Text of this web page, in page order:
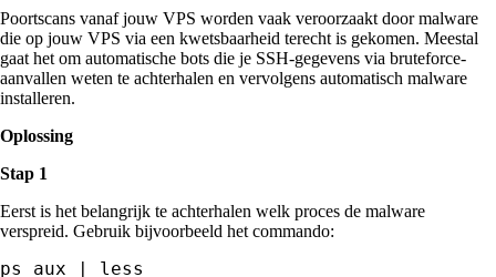
Poortscans vanaf jouw VPS worden vaak veroorzaakt door malware
die op jouw VPS via een kwetsbaarheid terecht is gekomen. Meestal
gaat het om automatische bots die je SSH-gegevens via bruteforce-
aanvallen weten te achterhalen en vervolgens automatisch malware
installeren.
Oplossing
Stap 1
Eerst is het belangrijk te achterhalen welk proces de malware
verspreid. Gebruik bijvoorbeeld het commando:
ps aux | less